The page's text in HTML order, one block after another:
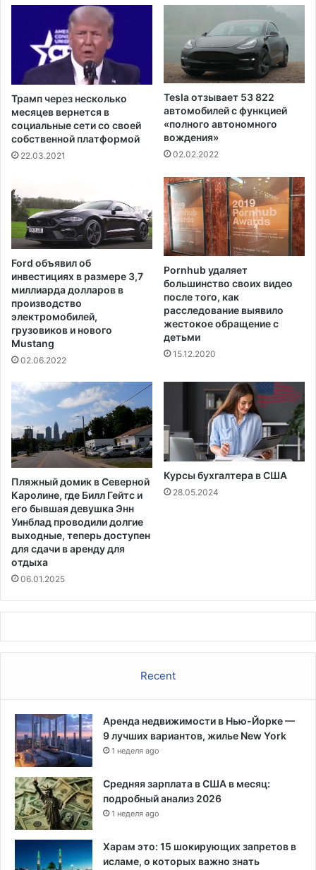
р
е
т
ы
в
а
ю
щ
е
м
а
в
о
е
в
Л
у
и
з
а
е
а
а
л
о
й
ф
а
о
й
о
з
м
о
н
о
г
о
к
р
у
п
н
о
м
а
с
ш
а
н
о
в
т
р
ж
н
и
я
Трамп через несколько
месяцев вернется в
социальные сети со своей
собственной платформой
22.03.2021
Tesla отзывает 53 822
автомобилей с функцией
«полного автономного
вождения»
02.02.2022
Ford объявил об
инвестициях в размере 3,7
миллиарда долларов в
производство
электромобилей,
грузовиков и нового
Mustang
02.06.2022
Pornhub удаляет
большинство своих видео
после того, как
расследование выявило
жестокое обращение с
детьми
15.12.2020
Пляжный домик в Северной
Каролине, где Билл Гейтс и
его бывшая девушка Энн
Уинблад проводили долгие
выходные, теперь доступен
для сдачи в аренду для
отдыха
06.01.2025
Курсы бухгалтера в США
28.05.2024
Recent
Аренда недвижимости в Нью-Йорке —
9 лучших вариантов, жилье New York
1 неделя ago
Средняя зарплата в США в месяц:
подробный анализ 2026
1 неделя ago
Харам это: 15 шокирующих запретов в
исламе, о которых важно знать